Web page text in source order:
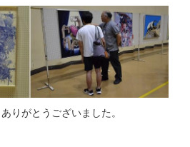
りがとうございました。